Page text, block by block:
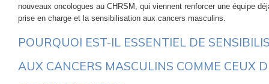
nouveaux oncologues au CHRSM, qui viennent renforcer une équipe
prise en charge et la sensibilisation aux cancers masculins.
POURQUOI EST-IL ESSENTIEL DE
AUX CANCERS MASCULINS COMME CEUX